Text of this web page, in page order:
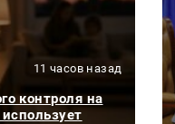
11 часов назад
контроля на